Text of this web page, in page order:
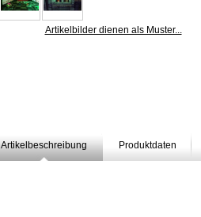
Artikelbilder dienen als Muster...
Artikelbeschreibung
Produktdaten